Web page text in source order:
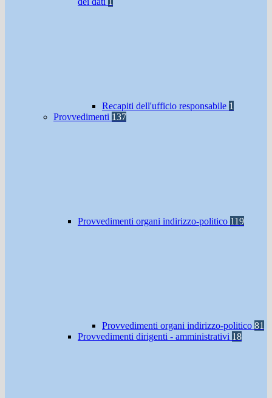
Recapiti dell'ufficio responsabile 1
Provvedimenti 137
Provvedimenti organi indirizzo-politico 119
Provvedimenti organi indirizzo-politico 81
Provvedimenti dirigenti - amministrativi 18